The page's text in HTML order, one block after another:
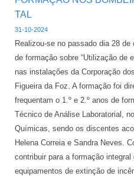
TAL
31-10-2024
Realizou-se no passado dia 28
de formação sobre “Utilização de
nas instalações da Corporação
Figueira da Foz. A formação foi
frequentam o 1.º e 2.º anos de
Técnico de Análise Laboratorial,
Químicas, sendo os discentes
Helena Correia e Sandra Neves.
contribuir para a formação
equipamentos de extinção de